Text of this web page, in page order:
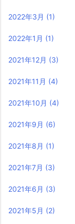
2022年3月 (1)
2022年1月 (1)
2021年12月 (3)
2021年11月 (4)
2021年10月 (4)
2021年9月 (6)
2021年8月 (1)
2021年7月 (3)
2021年6月 (3)
2021年5月 (2)